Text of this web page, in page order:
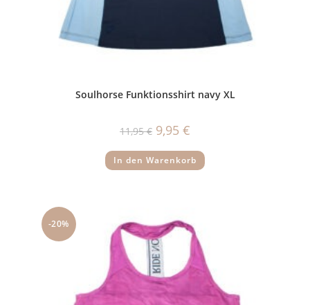
Soulhorse Funktionsshirt navy XL
11,95€ Ursprünglicher
Preis
11,95 €
9,95 €
9,95 €.
In den Warenkorb
-20%